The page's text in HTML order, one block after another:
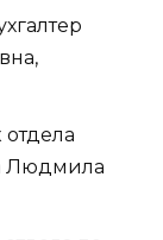
Людмила